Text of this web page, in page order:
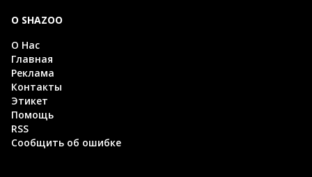
О SHAZOO
О Нас
Главная
Реклама
Контакты
Этикет
Помощь
RSS
Сообщить об ошибке